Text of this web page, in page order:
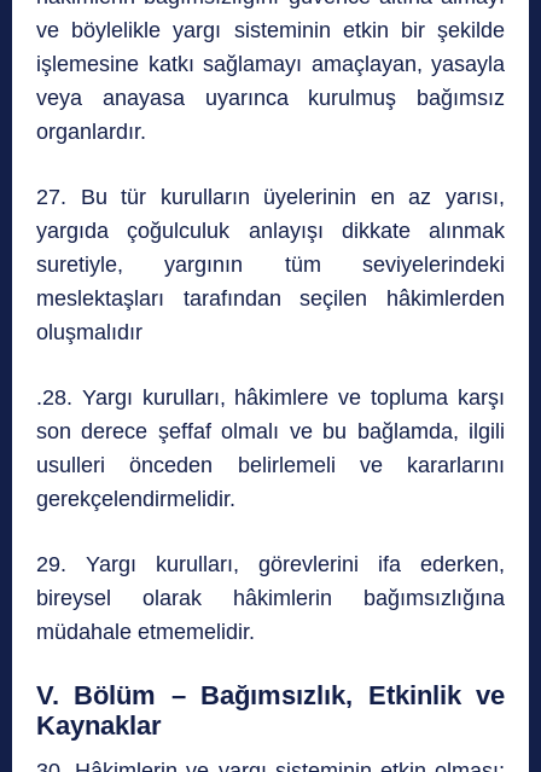
ve böylelikle yargı sisteminin etkin bir şekilde
işlemesine katkı sağlamayı amaçlayan, yasayla
veya anayasa uyarınca kurulmuş bağımsız
organlardır.
27. Bu tür kurulların üyelerinin en az yarısı,
yargıda çoğulculuk anlayışı dikkate alınmak
suretiyle, yargının tüm seviyelerindeki
meslektaşları tarafından seçilen hâkimlerden
oluşmalıdır
.28. Yargı kurulları, hâkimlere ve topluma karşı
son derece şeffaf olmalı ve bu bağlamda, ilgili
usulleri önceden belirlemeli ve kararlarını
gerekçelendirmelidir.
29. Yargı kurulları, görevlerini ifa ederken,
bireysel olarak hâkimlerin bağımsızlığına
müdahale etmemelidir.
V. Bölüm – Bağımsızlık, Etkinlik ve
Kaynaklar